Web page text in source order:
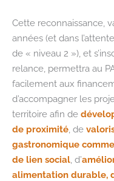
Cette reconnaissance,
années (et dans
de « niveau 2 »), et
relance, permettra au
facilement aux
d’accompagner les
territoire afin de
de proximité , de
gastronomique
de lien social , d’
alimentation durable,